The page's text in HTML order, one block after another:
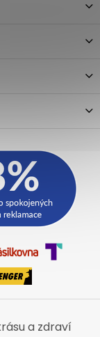
a zdraví